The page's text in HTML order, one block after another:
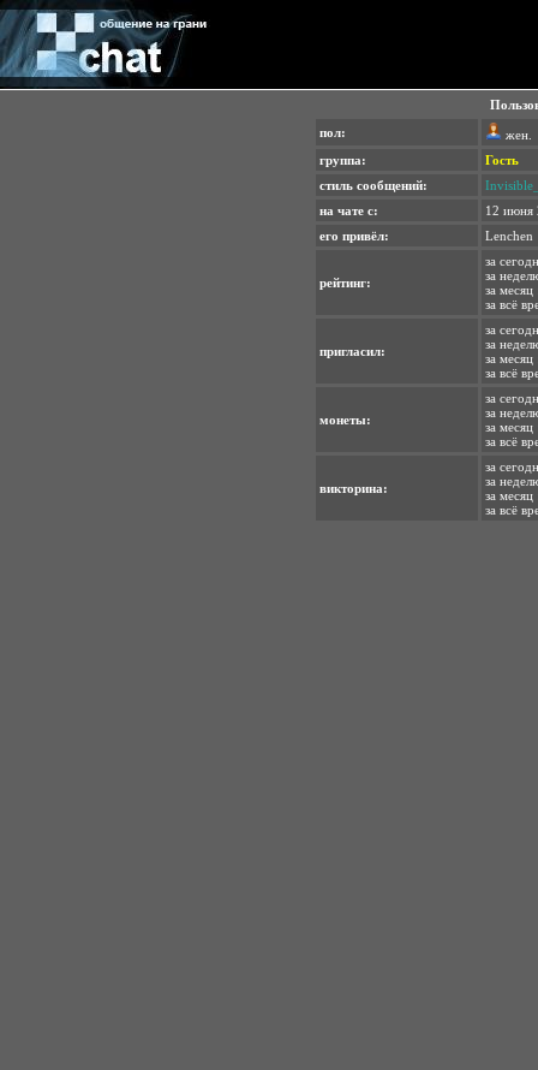
пол:
жен.
группа:
Гость
стиль сообщений:
на чате с:
12 июня
его привёл:
Lenchen
рейтинг:
за
за
за
за всё
пригласил:
за
за
за
за всё
монеты:
за
за
за
за всё
викторина:
за
за
за
за всё